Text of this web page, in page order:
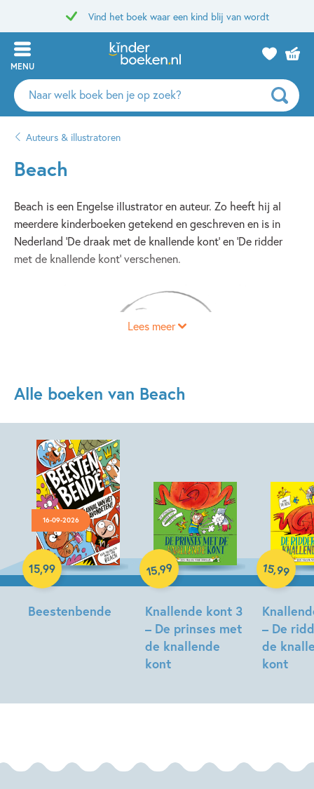
Vind het boek waar een kind blij van wordt
MENU
Zoeken
naar
auteurs
uitgevers
Auteurs & illustratoren
Beach
Beach is een Engelse illustrator en auteur. Zo heeft hij al
meerdere kinderboeken getekend en geschreven en is in
Nederland 'De draak met de knallende kont' en 'De ridder
met de knallende kont' verschenen.
Lees meer
Alle boeken van Beach
16-09-2026
Beestenbende
15,99
Knallende kont 3
– De prinses met
de knallende
kont
15,99
Hardcover
– De
de
kont
15,99
Hardcover